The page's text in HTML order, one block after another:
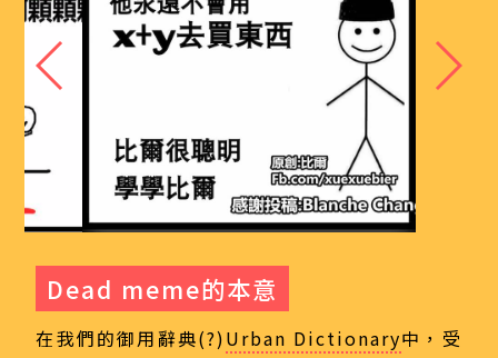
Dead meme的本意
在我們的御用辭典(?)Urban Dictionary中，受